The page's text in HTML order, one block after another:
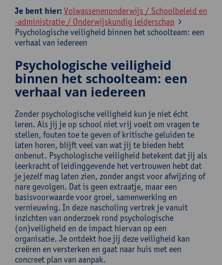
Je bent hier:Volwassenenonderwijs / Schoolbeleid en
-administratie / Onderwijskundig leiderschap
Psychologische veiligheid binnen het schoolteam: een
verhaal van iedereen
Psychologische veiligheid
binnen het schoolteam: een
verhaal van iedereen
Zonder psychologische veiligheid kun je niet écht
leren. Als jij je op school niet vrij voelt om vragen te
stellen, fouten toe te geven of kritische geluiden te
laten horen, blijft veel van wat jij te bieden hebt
onbenut. Psychologische veiligheid betekent dat jij als
leerkracht of leidinggevende het vertrouwen hebt dat
je jezelf mag laten zien, zonder angst voor afwijzing of
nare gevolgen. Dat is geen extraatje, maar een
basisvoorwaarde voor groei, samenwerking en
vernieuwing. In deze nascholing vertrek je vanuit
inzichten van onderzoek rond psychologische
(on)veiligheid en de impact hiervan op een
organisatie. Je ontdekt hoe jij deze veiligheid kan
creëren en versterken en gaat naar huis met een
concreet plan van aanpak.